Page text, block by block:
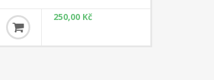
což je dodnes nepřekonaný rekord.
Kromě partií, povídání o Laskerových
turnajích a zápasech a mnoha diagramů
se dozvíte také o Laskerově nešachovém
250,00 Kč